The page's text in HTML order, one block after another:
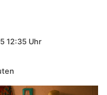
12:35 Uhr